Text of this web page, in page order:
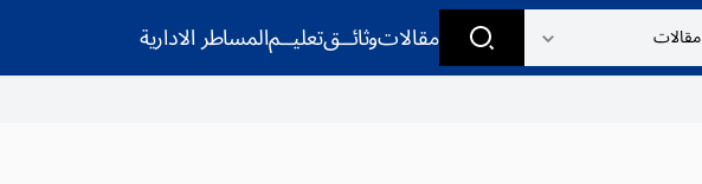
مقالاتوثائــقتعليــمالمساطر الادارية